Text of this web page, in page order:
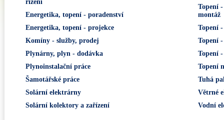
řízení
Energetika, topení - poradenství
Energetika, topení - projekce
Komíny - služby, prodej
Plynárny, plyn - dodávka
Plynoinstalační práce
Šamotářské práce
Solární elektrárny
Solární kolektory a zařízení
Topení
montáž
Topení
Topení
Topení
Topení
Tuhá
Větrné
Vodní